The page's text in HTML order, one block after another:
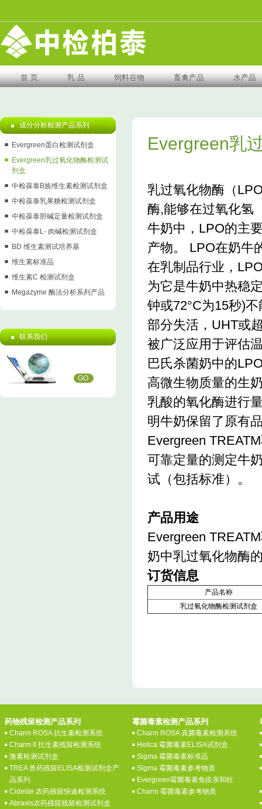
首 页 乳 品 饲料谷物 畜禽产品 水产品
成分分析检测产品系列
Evergreen蛋白检测试剂盒
Evergreen乳过氧化物酶检测试
剂盒
中检葆泰B族维生素检测试剂盒
中检葆泰乳果糖检测试剂盒
中检葆泰胆碱定量检测试剂盒
中检葆泰L- 肉碱检测试剂盒
BD 维生素测试培养基
维生素标准品
维生素C 检测试剂盒
Megazyme 酶法分析系列产品
联系我们
GO
Evergreen乳
乳过氧化物酶（
酶,能够在过氧化氢
牛奶中，LPO的主
产物。 LPO在奶牛
在乳制品行业，
为它是牛奶中热稳
钟或72°C为15秒)
部分失活，UHT或
被广泛应用于评估
巴氏杀菌奶中的
高微生物质量的生
乳酸的氧化酶进行
明牛奶保留了原有
Evergreen
可靠定量的测定牛
试（包括标准）。
产品用途
Evergreen
奶中乳过氧化物酶
订货信息
产品名称
乳过氧化物酶检测试剂盒
药物残留检测产品系列
Charm ROSA 抗生素检测系统
Charm II 抗生素残留检测系统
激素检测试剂盒
TREA 兽药残留ELISA检测试剂盒产
品系列
Cidelite 农药残留快速检测系统
Abraxis农药残留残留检测试剂盒
霉菌毒素检测产品系列
Charm ROSA 真菌毒素检测系统
Helica 霉菌毒素ELISA试剂盒
Sigma 霉菌毒素标准品
Sigma 霉菌毒素参考物质
Evergreen霉菌毒素免疫亲和柱
Charm 霉菌毒素参考物质